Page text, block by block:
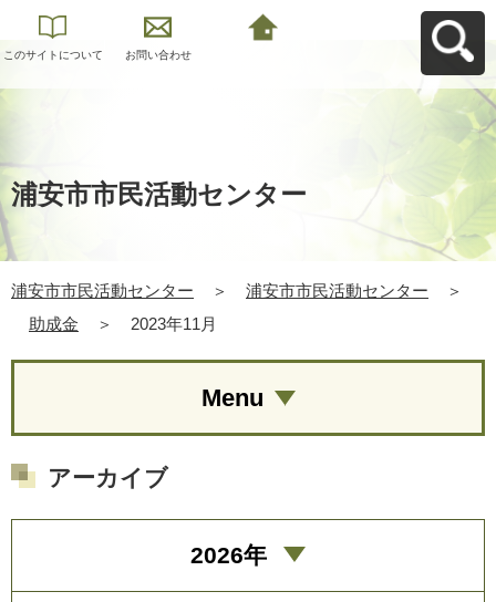
このサイトについて お問い合わせ
浦安市市民活動センター
浦安市市民活動センター ＞ 浦安市市民活動センター
＞
助成金
＞ 2023年11月
Menu
アーカイブ
2026年